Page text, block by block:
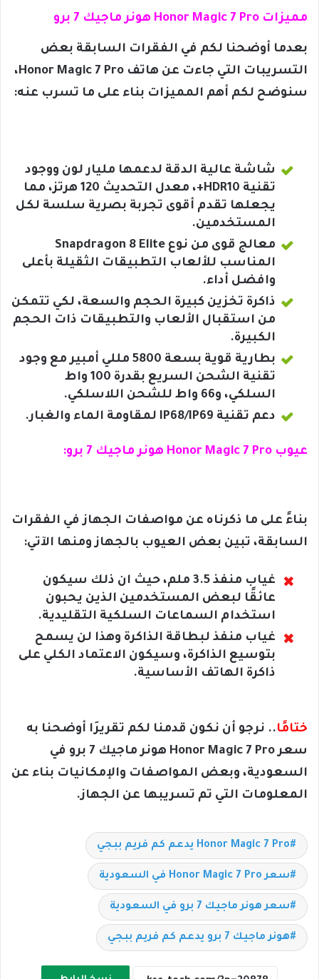
مميزات Honor Magic 7 Pro هونر ماجيك 7 برو
بعدما أوضحنا لكم في الفقرات السابقة بعض
التسريبات التي جاءت عن هاتف Honor Magic 7 Pro،
سنوضح لكم أهم المميزات بناء على ما تسرب عنه:
شاشة عالية الدقة لدعمها مليار لون ووجود
تقنية HDR10+، معدل التحديث 120 هرتز، مما
يجعلها تقدم أقوى تجربة بصرية سلسة لكل
المستخدمين.
معالج قوى من نوع Snapdragon 8 Elite
المناسب للألعاب التطبيقات الثقيلة بأعلى
وافضل أداء.
ذاكرة تخزين كبيرة الحجم والسعة، لكي تتمكن
من استقبال الألعاب والتطبيقات ذات الحجم
الكبيرة.
بطارية قوية بسعة 5800 مللي أمبير مع وجود
تقنية الشحن السريع بقدرة 100 واط
السلكي، و66 واط للشحن اللاسلكي.
دعم تقنية IP68/IP69 لمقاومة الماء والغبار.
عيوب Honor Magic 7 Pro هونر ماجيك 7 برو:
بناءً على ما ذكرناه عن مواصفات الجهاز في الفقرات
السابقة، تبين بعض العيوب بالجهاز ومنها الآتي:
غياب منفذ 3.5 ملم، حيث ان ذلك سيكون
عائقًا لبعض المستخدمين الذين يحبون
استخدام السماعات السلكية التقليدية.
غياب منفذ لبطاقة الذاكرة وهذا لن يسمح
بتوسيع الذاكرة، وسيكون الاعتماد الكلي على
ذاكرة الهاتف الأساسية.
ختامًا.. نرجو أن نكون قدمنا لكم تقريرَا أوضحنا به
سعر Honor Magic 7 Pro هونر ماجيك 7 برو في
السعودية، وبعض المواصفات والإمكانيات بناء عن
المعلومات التي تم تسريبها عن الجهاز.
Honor Magic 7 Pro يدعم كم فريم ببجي
سعر Honor Magic 7 Pro في السعودية
سعر هونر ماجيك 7 برو في السعودية
هونر ماجيك 7 برو يدعم كم فريم ببجي